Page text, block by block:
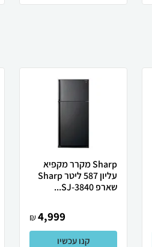
Sharp מקרר מקפיא
עליון 587 ליטר Sharp
שארפ SJ-3840...
4,999
₪
קנו עכשיו